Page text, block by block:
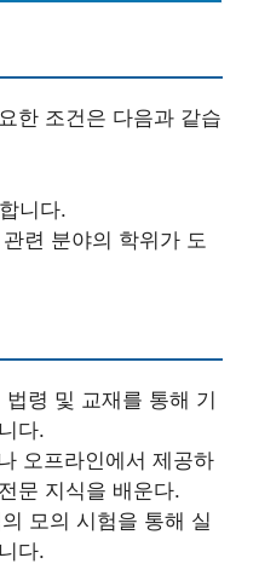
한 조건은 다음과 같습
니다.
련 분야의 학위가 도
법령 및 교재를 통해 기
다.
오프라인에서 제공하
문 지식을 배운다.
모의 시험을 통해 실
다.